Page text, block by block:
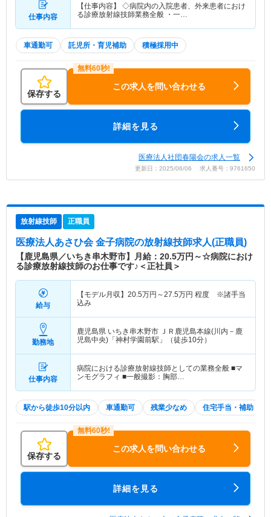
仕事内容
【仕事内容】 ◇病院内の入院患者、外来患者におけ
る診療放射線技師業務全般 ・一…
車通勤可 託児所・育児補助 積極採用中
保存する
この求人を問い合わせる
詳細を見る
医療法人社団春陽会の求人一覧
更新日：2025/06/06 求人番号：9761650
放射線技師 正職員
医療法人あさひ会 金子病院の放射線技師求人(正職員)
【鹿児島県／いちき串木野市】月給：20.5万円～☆病院におけ
る診療放射線技師のお仕事です♪＜正社員＞
給与
【モデル月収】 20.5万円～27.5万円 程度 ※諸手当
込み
勤務地
鹿児島県 いちき串木野市
ＪＲ鹿児島本線(川内－鹿
児島中央)「神村学園前駅」（徒歩10分）
仕事内容
病院における診療放射線技師としての業務全般 ■マ
ンモグラフィ ■一般撮影：胸部…
駅から徒歩10分以内 車通勤可 残業少なめ 住宅手当・補助
保存する
この求人を問い合わせる
詳細を見る